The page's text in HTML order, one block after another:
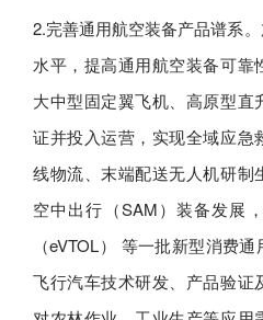
2.完善通用航空装备产品谱系
水平，提高通用航空装备可
大中型固定翼飞机、高原型直
证并投入运营，实现全域应急
线物流、末端配送无人机研制
空中出行（SAM）装备发展
（eVTOL） 等一批新型消费
飞行汽车技术研发、产品验证